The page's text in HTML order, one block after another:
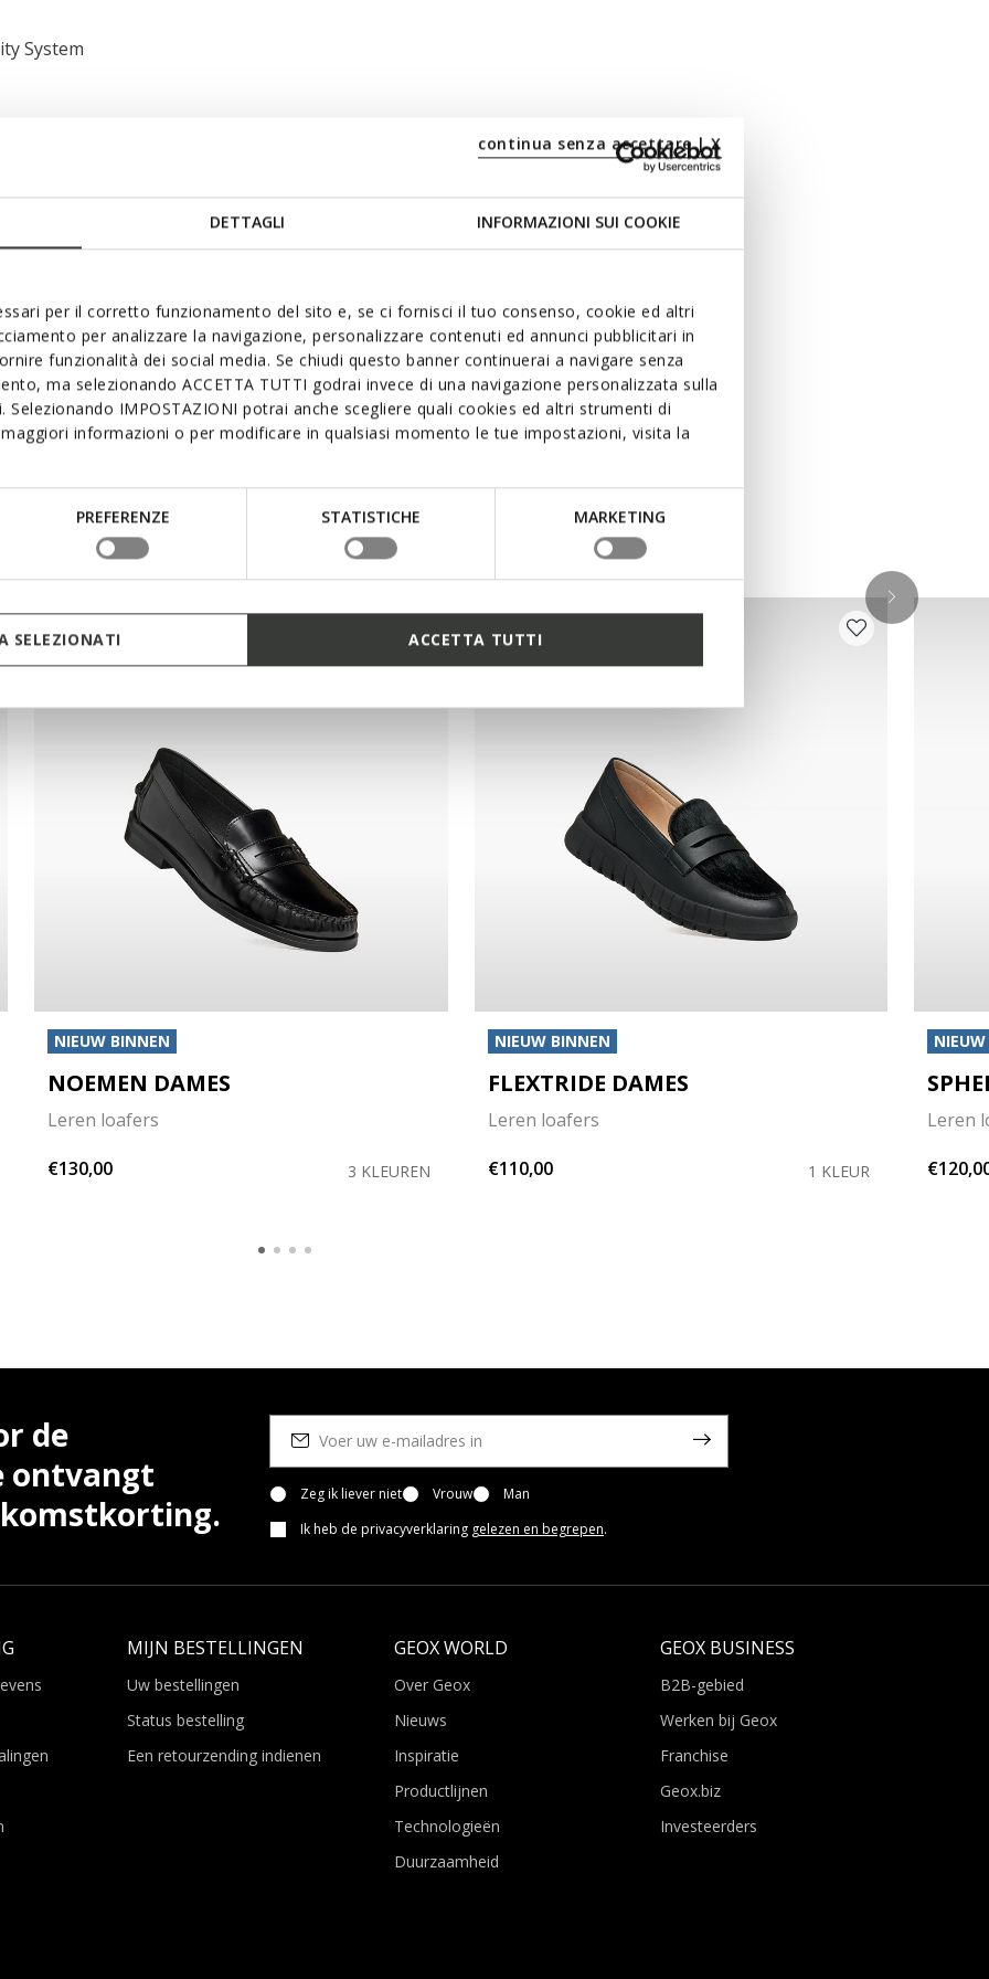
DETTAGLI INFORMAZIONI SUI COOKIE
per il corretto funzionamento del sito e, se ci fornisci il tuo consenso, cookie ed altri
per analizzare la navigazione, personalizzare contenuti ed annunci pubblicitari in
funzionalità dei social media. Se chiudi questo banner continuerai a navigare senza
ma selezionando ACCETTA TUTTI godrai invece di una navigazione personalizzata sulla
Selezionando IMPOSTAZIONI potrai anche scegliere quali cookies ed altri strumenti di
informazioni o per modificare in qualsiasi momento le tue impostazioni, visita la
PREFERENZE STATISTICHE MARKETING
continua senza accettare | X
SELEZIONATI ACCETTA TUTTI
System
naar binnen;
leuk Onlangs bekeken
NIEUW BINNEN
NOEMEN DAMES
Leren loafers
€130,00
3 KLEUREN
NIEUW BINNEN
FLEXTRIDE DAMES
Leren loafers
€110,00
1 KLEUR
Leren
de
ontvangt
Zeg ik liever niet Vrouw
Man
Ik heb de privacyverklaring gelezen en begrepen.
MIJN BESTELLINGEN
Uw bestellingen
Status bestelling
Een retourzending indienen
GEOX WORLD
Over Geox
Nieuws
Inspiratie
Productlijnen
Technologieën
Duurzaamheid
GEOX BUSINESS
B2B-gebied
Werken bij Geox
Franchise
Geox.biz
Investeerders